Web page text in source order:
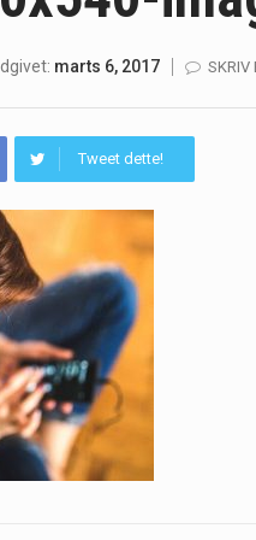
tyktarm (Irritable Bowel
er en sport, der er blevet
er ikke længere
har været en del af
kommer til sundhed og
måltidskasser er en
marts 6, 2017 SKRIV
Tweet dette!